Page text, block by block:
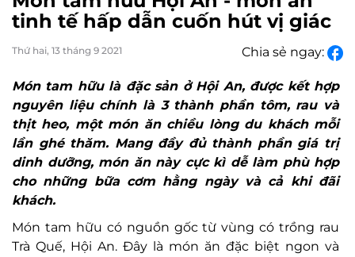
tinh tế hấp dẫn cuốn hút vị giác
Thứ hai, 13 tháng 9 2021 Chia sẻ ngay:
Món tam hữu là đặc sản ở Hội An, được kết hợp
nguyên liệu chính là 3 thành phần tôm, rau và
thịt heo, một món ăn chiều lòng du khách mỗi
lần ghé thăm. Mang đầy đủ thành phần giá trị
dinh dưỡng, món ăn này cực kì dễ làm phù hợp
cho những bữa cơm hằng ngày và cả khi đãi
khách.
Món tam hữu có nguồn gốc từ vùng có trồng rau
Trà Quế, Hội An. Đây là món ăn đặc biệt ngon và